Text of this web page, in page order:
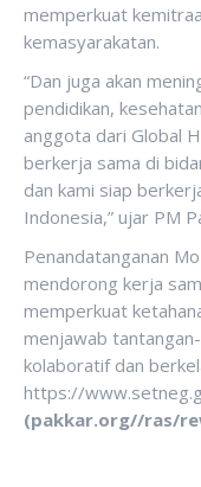
memperkuat
kemasyarakatan.
“Dan juga akan
pendidikan,
anggota dari Global
berkerja sama di
dan kami siap
Indonesia,” ujar PM
Penandatanganan
mendorong kerja
memperkuat
menjawab
kolaboratif dan
https://
(pakkar.org//ras/